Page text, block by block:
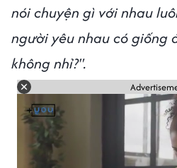
nói chuyện gì với nhau
người yêu nhau có giống
không nhỉ?".